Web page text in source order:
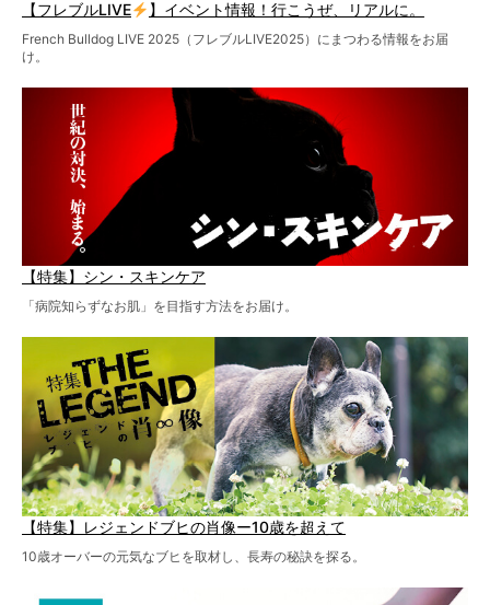
【フレブルLIVE 】イベント情報！行こうぜ、リアルに。
French Bulldog LIVE 2025（フレブルLIVE2025）にまつわる情報をお届
け。
【特集】シン・スキンケア
「病院知らずなお肌」を目指す方法をお届け。
【特集】レジェンドブヒの肖像ー10歳を超えて
10歳オーバーの元気なブヒを取材し、長寿の秘訣を探る。